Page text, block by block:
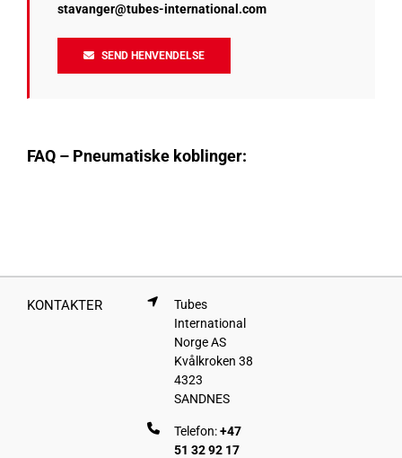
stavanger@tubes-international.com
SEND HENVENDELSE
FAQ – Pneumatiske koblinger:
KONTAKTER
Tubes
International
Norge AS
Kvålkroken 38
4323
SANDNES
Telefon:+47
51 32 92 17